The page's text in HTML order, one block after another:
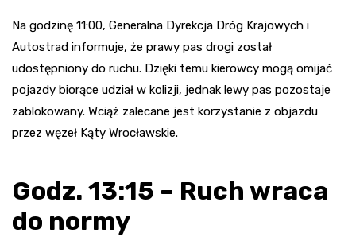
Na godzinę 11:00, Generalna Dyrekcja Dróg Krajowych i
Autostrad informuje, że prawy pas drogi został
udostępniony do ruchu. Dzięki temu kierowcy mogą omijać
pojazdy biorące udział w kolizji, jednak lewy pas pozostaje
zablokowany. Wciąż zalecane jest korzystanie z objazdu
przez węzeł Kąty Wrocławskie.
Godz. 13:15 – Ruch wraca
do normy